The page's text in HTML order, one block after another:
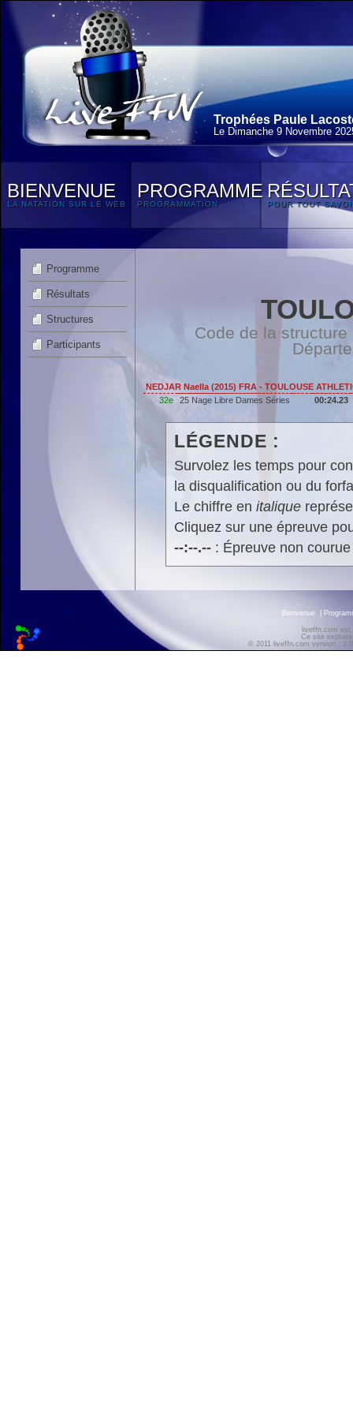
Trophées Paule
Le Dimanche 9 Novembre
BIENVENUE
LA NATATION SUR LE WEB
PROGRAMME
PROGRAMMATION POUR TOUT
Programme
Résultats
Structures
Participants
Code de la
NEDJAR Naella (2015) FRA - TOULOUSE
32e
25 Nage Libre Dames Séries 00:24.23
LÉGENDE :
Survolez les temps pour
la disqualification ou du
Le chiffre en italique
Cliquez sur une épreuve
--:--.--: Épreuve non
Bienvenue
liveffn.com est
Ce site
© 2011 liveffn.com version :